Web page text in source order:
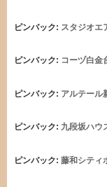
ピンバック: スタジオエ
ピンバック: コーヅ白金
ピンバック: アルテール
ピンバック: 九段坂ハウ
ピンバック: 藤和シティ